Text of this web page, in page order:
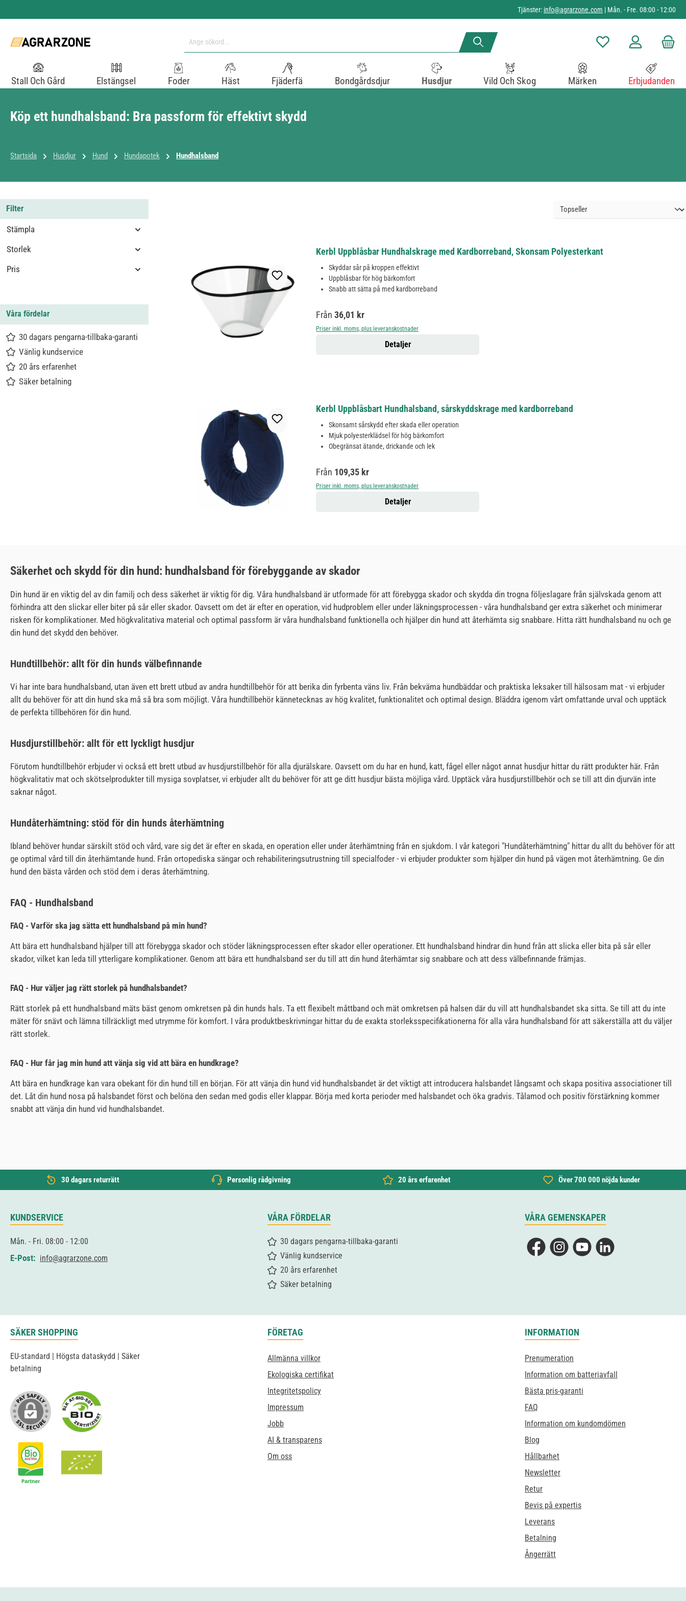
Tjänster: info@agrarzone.com | Mån. - Fre. 08:00 - 12:00
Du har 0 objekt i
Stall Och Gård Elstängsel Foder Häst Fjäderfä Bondgårdsdjur Husdjur Vild Och Skog Märken Erbjudanden
Köp ett hundhalsband: Bra passform för effektivt skydd
Startsida Husdjur Hund Hundapotek Hundhalsband
Filter
Stämpla
Storlek
Pris
Våra fördelar
30 dagars pengarna-tillbaka-garanti
Vänlig kundservice
20 års erfarenhet
Säker betalning
Kerbl Uppblåsbar Hundhalskrage med Kardborreband, Skonsam Polyesterkant
Skyddar sår på kroppen effektivt
Uppblåsbar för hög bärkomfort
Snabb att sätta på med kardborreband
Ordinarie pris:
Från36,01 kr
Priser inkl. moms, plus leveranskostnader
Detaljer
Kerbl Uppblåsbart Hundhalsband, sårskyddskrage med kardborreband
Skonsamt sårskydd efter skada eller operation
Mjuk polyesterklädsel för hög bärkomfort
Obegränsat ätande, drickande och lek
Ordinarie pris:
Från 109,35 kr
Priser inkl. moms, plus leveranskostnader
Detaljer
Säkerhet och skydd för din hund: hundhalsband för förebyggande av skador
Din hund är en viktig del av din familj och dess säkerhet är viktig för dig. Våra hundhalsband är utformade för att förebygga skador och skydda din trogna följeslagare från självskada genom att
förhindra att den slickar eller biter på sår eller skador. Oavsett om det är efter en operation, vid hudproblem eller under läkningsprocessen - våra hundhalsband ger extra säkerhet och minimerar
risken för komplikationer. Med högkvalitativa material och optimal passform är våra hundhalsband funktionella och hjälper din hund att återhämta sig snabbare. Hitta rätt hundhalsband nu och ge
din hund det skydd den behöver.
Hundtillbehör: allt för din hunds välbefinnande
Vi har inte bara hundhalsband, utan även ett brett utbud av andra hundtillbehör för att berika din fyrbenta väns liv. Från bekväma hundbäddar och praktiska leksaker till hälsosam mat - vi erbjuder
allt du behöver för att din hund ska må så bra som möjligt. Våra hundtillbehör kännetecknas av hög kvalitet, funktionalitet och optimal design. Bläddra igenom vårt omfattande urval och upptäck
de perfekta tillbehören för din hund.
Husdjurstillbehör: allt för ett lyckligt husdjur
Förutom hundtillbehör erbjuder vi också ett brett utbud av husdjurstillbehör för alla djurälskare. Oavsett om du har en hund, katt, fågel eller något annat husdjur hittar du rätt produkter här. Från
högkvalitativ mat och skötselprodukter till mysiga sovplatser, vi erbjuder allt du behöver för att ge ditt husdjur bästa möjliga vård. Upptäck våra husdjurstillbehör och se till att din djurvän inte
saknar något.
Hundåterhämtning: stöd för din hunds återhämtning
Ibland behöver hundar särskilt stöd och vård, vare sig det är efter en skada, en operation eller under återhämtning från en sjukdom. I vår kategori "Hundåterhämtning" hittar du allt du behöver för att
ge optimal vård till din återhämtande hund. Från ortopediska sängar och rehabiliteringsutrustning till specialfoder - vi erbjuder produkter som hjälper din hund på vägen mot återhämtning. Ge din
hund den bästa vården och stöd dem i deras återhämtning.
FAQ - Hundhalsband
FAQ - Varför ska jag sätta ett hundhalsband på min hund?
Att bära ett hundhalsband hjälper till att förebygga skador och stöder läkningsprocessen efter skador eller operationer. Ett hundhalsband hindrar din hund från att slicka eller bita på sår eller
skador, vilket kan leda till ytterligare komplikationer. Genom att bära ett hundhalsband ser du till att din hund återhämtar sig snabbare och att dess välbefinnande främjas.
FAQ - Hur väljer jag rätt storlek på hundhalsbandet?
Rätt storlek på ett hundhalsband mäts bäst genom omkretsen på din hunds hals. Ta ett flexibelt måttband och mät omkretsen på halsen där du vill att hundhalsbandet ska sitta. Se till att du inte
mäter för snävt och lämna tillräckligt med utrymme för komfort. I våra produktbeskrivningar hittar du de exakta storleksspecifikationerna för alla våra hundhalsband för att säkerställa att du väljer
rätt storlek.
FAQ - Hur får jag min hund att vänja sig vid att bära en hundkrage?
Att bära en hundkrage kan vara obekant för din hund till en början. För att vänja din hund vid hundhalsbandet är det viktigt att introducera halsbandet långsamt och skapa positiva associationer till
det. Låt din hund nosa på halsbandet först och belöna den sedan med godis eller klappar. Börja med korta perioder med halsbandet och öka gradvis. Tålamod och positiv förstärkning kommer
snabbt att vänja din hund vid hundhalsbandet.
30 dagars returrätt Personlig rådgivning 20 års erfarenhet Över 700 000 nöjda kunder
KUNDSERVICE
Mån. - Fri. 08:00 - 12:00
E-Post: info@agrarzone.com
VÅRA FÖRDELAR
30 dagars pengarna-tillbaka-garanti
Vänlig kundservice
20 års erfarenhet
Säker betalning
VÅRA GEMENSKAPER
FacebookInstagramYouTubeLinkedIn
SÄKER SHOPPING
EU-standard | Högsta dataskydd | Säker
betalning
FÖRETAG
Allmänna villkor
Ekologiska certifikat
Integritetspolicy
Impressum
Jobb
AI & transparens
Om oss
INFORMATION
Prenumeration
Information om batteriavfall
Bästa pris-garanti
FAQ
Information om kundomdömen
Blog
Hållbarhet
Newsletter
Retur
Bevis på expertis
Leverans
Betalning
Ångerrätt